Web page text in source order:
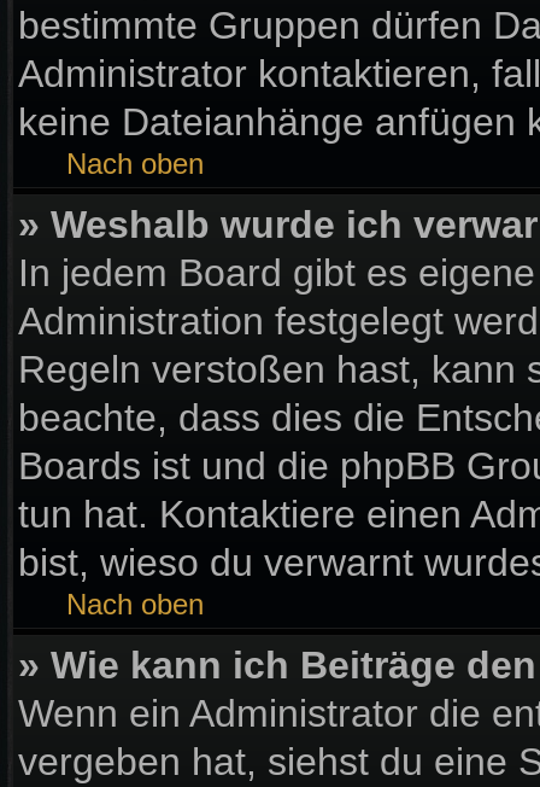
bestimmte Gruppen dürfen
Administrator kontaktieren,
keine Dateianhänge anfügen
Nach oben
» Weshalb wurde ich
In jedem Board gibt es
Administration festgelegt
Regeln verstoßen hast, kann
beachte, dass dies die
Boards ist und die phpBB
tun hat. Kontaktiere einen
bist, wieso du verwarnt
Nach oben
» Wie kann ich Beiträge
Wenn ein Administrator die
vergeben hat, siehst du eine